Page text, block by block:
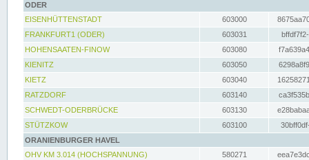
ODER
EISENHÜTTENSTADT
603000
FRANKFURT1 (ODER)
603031
HOHENSAATEN-FINOW
603080
KIENITZ
603050
KIETZ
603040
RATZDORF
603140
SCHWEDT-ODERBRÜCKE
603130
STÜTZKOW
603100
ORANIENBURGER HAVEL
OHV KM 3.014 (HOCHSPANNUNG)
580271